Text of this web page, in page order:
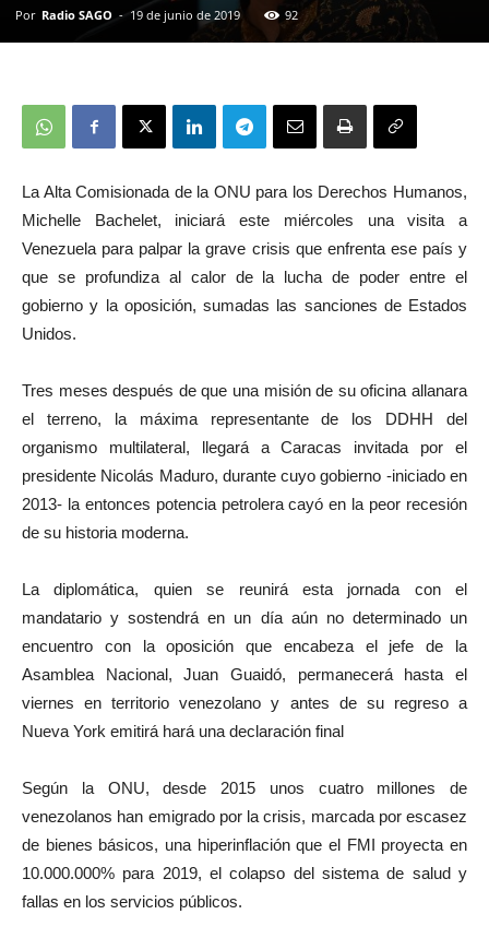
Por Radio SAGO - 19 de junio de 2019 92
La Alta Comisionada de la ONU para los Derechos Humanos,
Michelle Bachelet, iniciará este miércoles una visita a
Venezuela para palpar la grave crisis que enfrenta ese país y
que se profundiza al calor de la lucha de poder entre el
gobierno y la oposición, sumadas las sanciones de Estados
Unidos.
Tres meses después de que una misión de su oficina allanara
el terreno, la máxima representante de los DDHH del
organismo multilateral, llegará a Caracas invitada por el
presidente Nicolás Maduro, durante cuyo gobierno -iniciado en
2013- la entonces potencia petrolera cayó en la peor recesión
de su historia moderna.
La diplomática, quien se reunirá esta jornada con el
mandatario y sostendrá en un día aún no determinado un
encuentro con la oposición que encabeza el jefe de la
Asamblea Nacional, Juan Guaidó, permanecerá hasta el
viernes en territorio venezolano y antes de su regreso a
Nueva York emitirá hará una declaración final
Según la ONU, desde 2015 unos cuatro millones de
venezolanos han emigrado por la crisis, marcada por escasez
de bienes básicos, una hiperinflación que el FMI proyecta en
10.000.000% para 2019, el colapso del sistema de salud y
fallas en los servicios públicos.